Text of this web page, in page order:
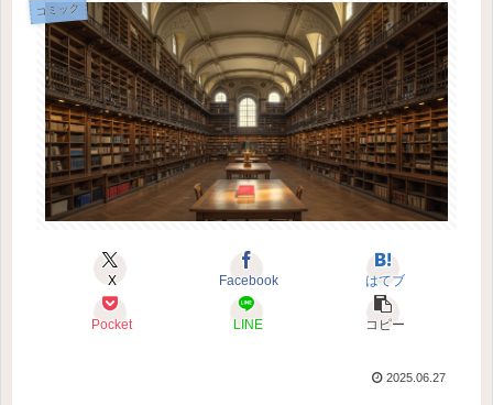
コミック
X Facebook はてブ
Pocket LINE コピー
2025.06.27